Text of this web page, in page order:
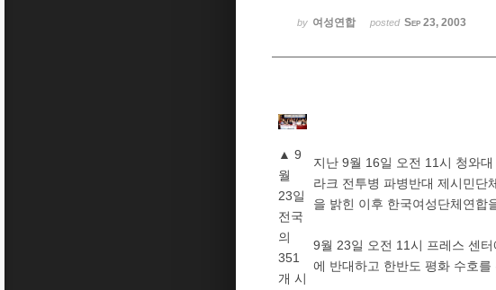
by 여성연합 posted Sep 23, 2003
▲ 9
월
23일
전국
의
351
개 시
지난 9월 16일 오전 11시 청와
라크 전투병 파병반대 제시민단
을 밝힌 이후 한국여성단체연합
9월 23일 오전 11시 프레스 센
에 반대하고 한반도 평화 수호
Sketchbook5, 스케치북5